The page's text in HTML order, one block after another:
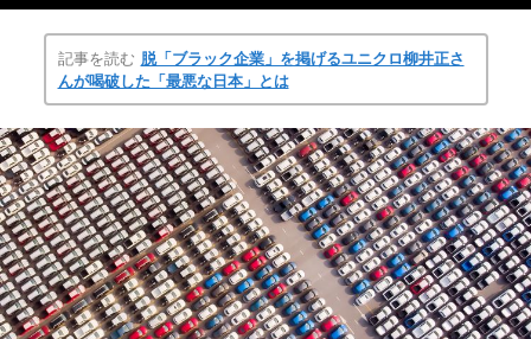
記事を読む 脱「ブラック企業」を掲げるユニクロ柳井正さ
んが喝破した「最悪な日本」とは